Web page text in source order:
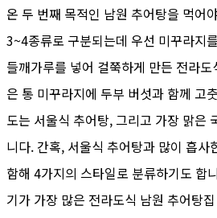
온 두 번째 목적인 남원 추어탕을 먹어
3~4종류로 구분되는데 우선 미꾸라지
들깨가루를 넣어 걸쭉하게 만든 전라
은 통 미꾸라지에 두부 버섯과 함께 고
도는 서울식 추어탕, 그리고 가장 맑은
니다. 간혹, 서울식 추어탕과 많이 흡사
함해 4가지의 스타일로 분류하기도 합
기가 가장 많은 전라도식 남원 추어탕